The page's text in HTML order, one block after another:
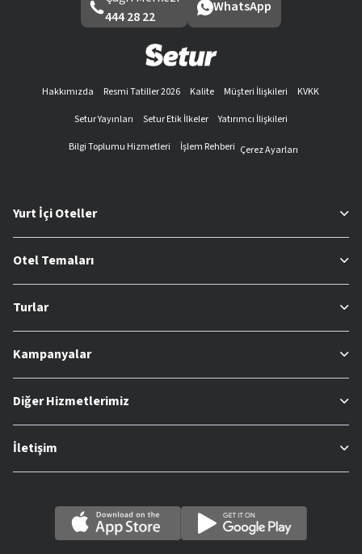
444 28 22
WhatsApp
Hakkımızda Resmi Tatiller 2026 Kalite Müşteri İlişkileri
KVKK
Setur Yayınları
Setur Etik İlkeler
Yatırımcı İlişkileri
Bilgi Toplumu Hizmetleri
İşlem Rehberi Çerez Ayarları
Yurt İçi Oteller
Otel Temaları
Turlar
Kampanyalar
Diğer Hizmetlerimiz
İletişim